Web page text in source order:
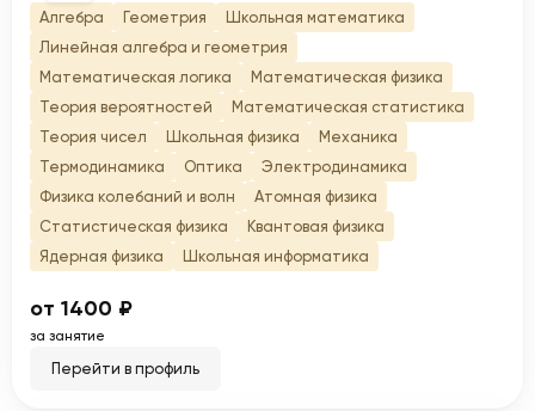
Алгебра Геометрия
Школьная математика
Линейная алгебра и геометрия
Математическая логика
Математическая физика
Теория вероятностей
Математическая статистика
Теория чисел
Школьная физика
Механика
Термодинамика
Оптика
Электродинамика
Физика колебаний и волн
Атомная физика
Статистическая физика
Квантовая физика
Ядерная физика
Школьная информатика
от 1400 ₽
за занятие
Перейти в профиль